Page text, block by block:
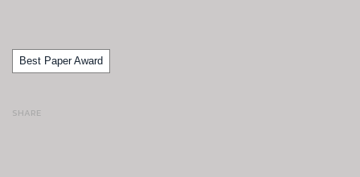
Tags
Best Paper Award
SHARE